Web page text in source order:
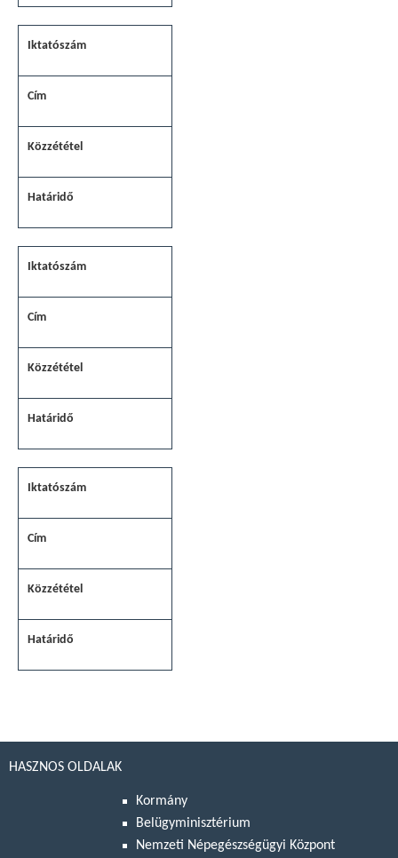
HASZNOS OLDALAK
Kormány
Belügyminisztérium
Nemzeti Népegészségügyi Központ